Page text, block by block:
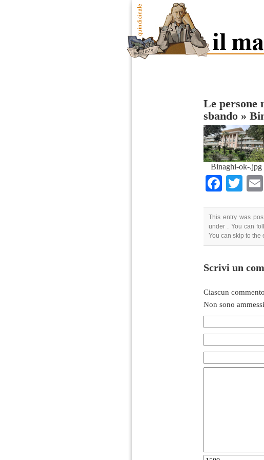
Le persone
sbando »
Binaghi-ok-.jpg
This entry was
under . You can
You can skip to
Scrivi un
Ciascun
Non sono